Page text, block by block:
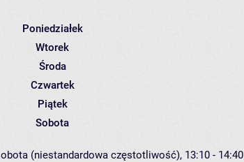
Poniedziałek
Wtorek
Środa
Czwartek
Piątek
Sobota
(niestandardowa częstotliwość), 13:10 - 14:40